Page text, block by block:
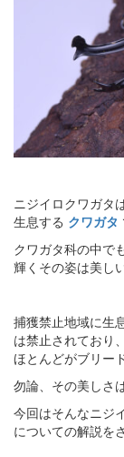
ニジイロクワガタ
生息する クワガタ
クワガタ科の中で
輝くその姿は美し
捕獲禁止地域に生
は禁止されており
ほとんどがブリー
勿論、その美しさ
今回はそんなニジ
についての解説を